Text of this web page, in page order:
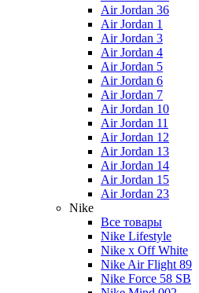
Air Jordan 36
Air Jordan 1
Air Jordan 3
Air Jordan 4
Air Jordan 5
Air Jordan 6
Air Jordan 7
Air Jordan 10
Air Jordan 11
Air Jordan 12
Air Jordan 13
Air Jordan 14
Air Jordan 15
Air Jordan 23
Nike
Все товары
Nike Lifestyle
Nike x Off White
Nike Air Flight 89
Nike Force 58 SB